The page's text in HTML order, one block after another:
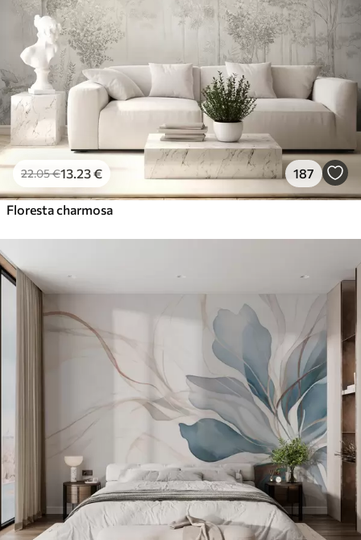
22.05€13 .23€ 187
Floresta charmosa